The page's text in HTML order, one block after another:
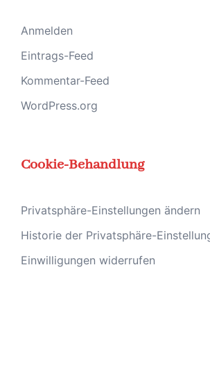
Anmelden
Eintrags-Feed
Kommentar-Feed
WordPress.org
Cookie-Behandlung
Privatsphäre-Einstellungen ändern
Historie der Privatsphäre-
Einwilligungen widerrufen